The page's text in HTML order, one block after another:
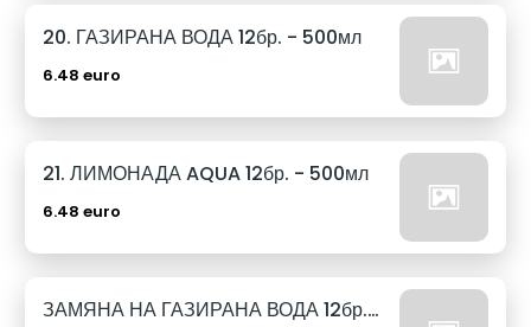
20. ГАЗИРАНА ВОДА 12бр. - 500мл
6.48 euro
21. ЛИМОНАДА AQUA 12бр. - 500мл
6.48 euro
ЗАМЯНА НА ГАЗИРАНА ВОДА 12бр. - 500мл